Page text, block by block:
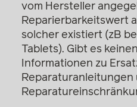
vom Hersteller
Reparierbarkeitswert
solcher existiert (zB
Tablets). Gibt es
Informationen zu
Reparaturanleitungen